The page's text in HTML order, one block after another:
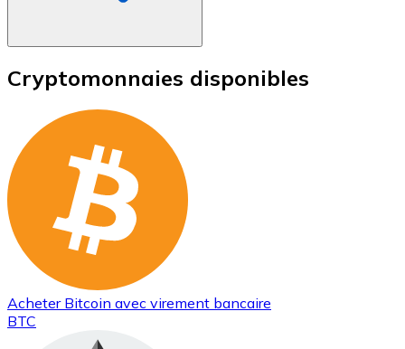
Cryptomonnaies disponibles
Acheter Bitcoin avec virement bancaire
BTC